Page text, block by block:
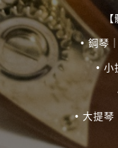
【
• 鋼琴
• 小
• 大提琴